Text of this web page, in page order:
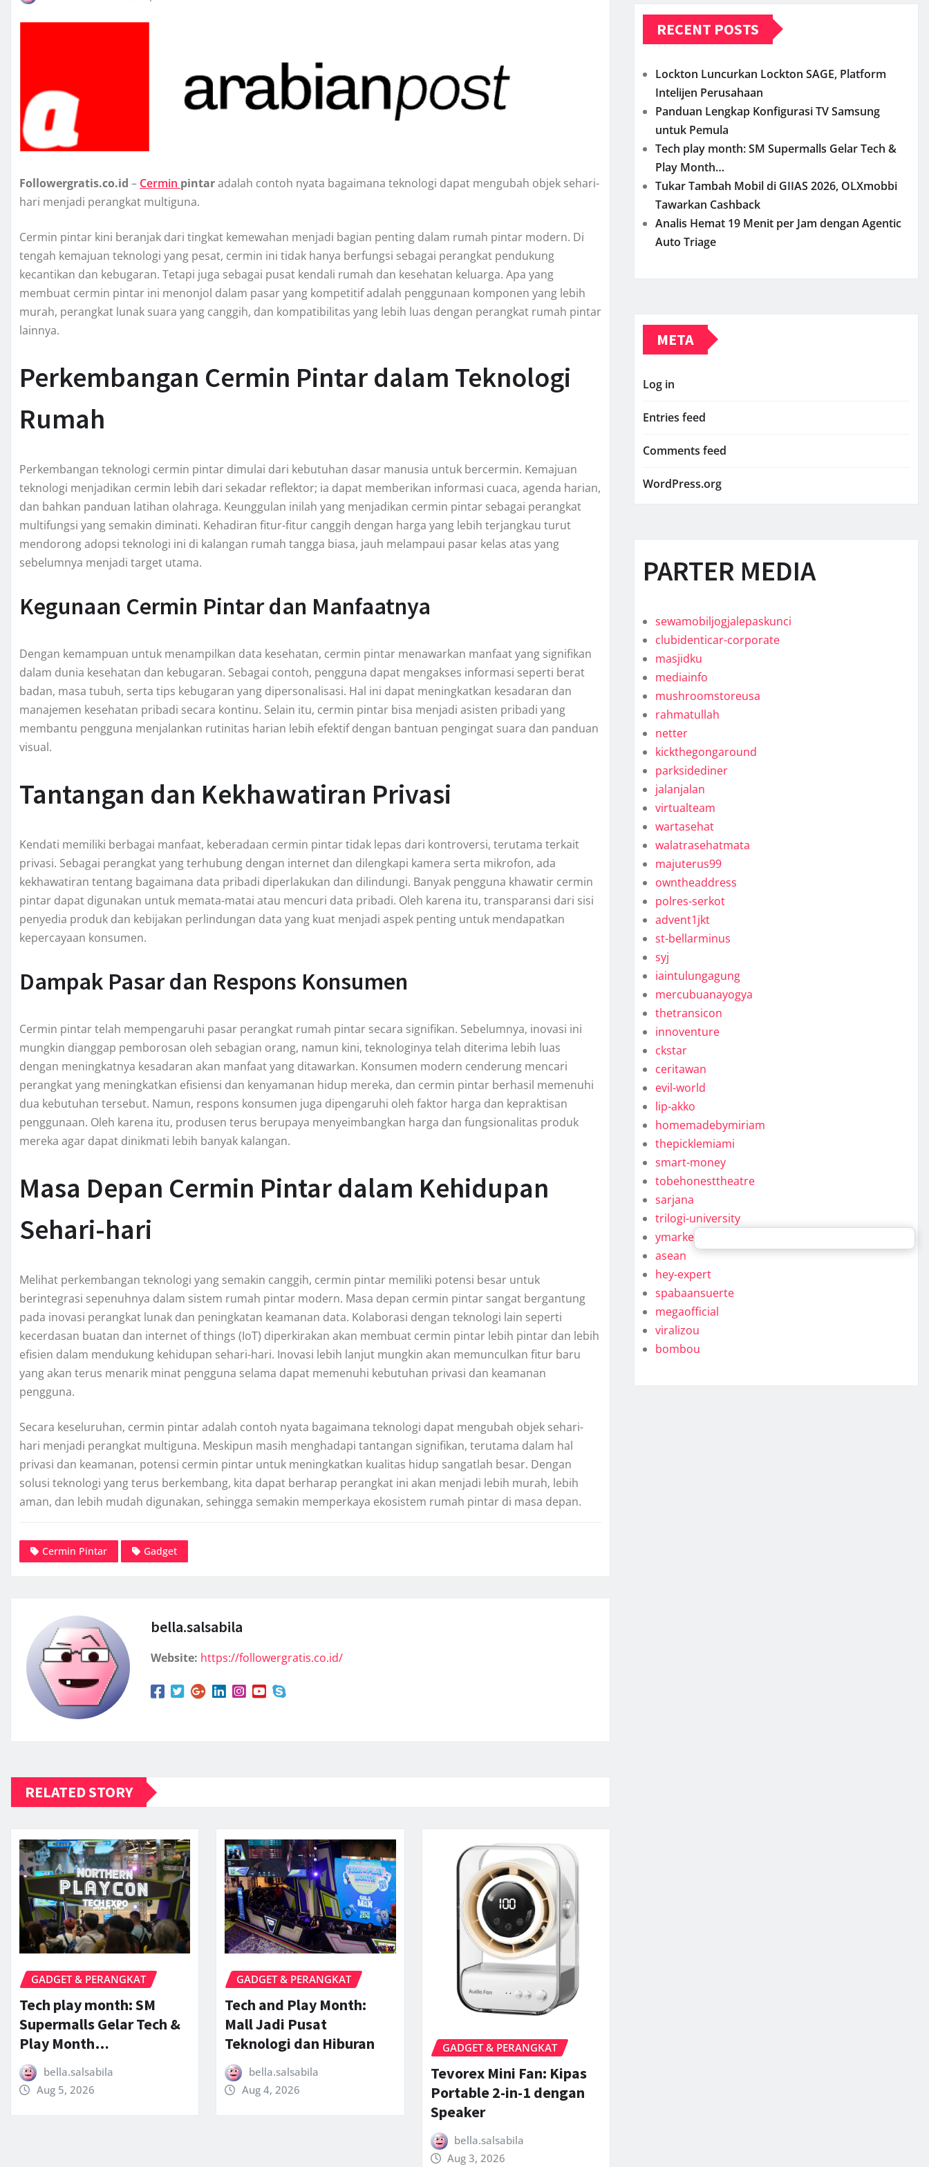
Followergratis.co.id – Cermin pintaradalah contoh nyata bagaimana teknologi dapat mengubah objek sehari-
hari menjadi perangkat multiguna.
Cermin pintar kini beranjak dari tingkat kemewahan menjadi bagian penting dalam rumah pintar modern. Di
tengah kemajuan teknologi yang pesat, cermin ini tidak hanya berfungsi sebagai perangkat pendukung
kecantikan dan kebugaran. Tetapi juga sebagai pusat kendali rumah dan kesehatan keluarga. Apa yang
membuat cermin pintar ini menonjol dalam pasar yang kompetitif adalah penggunaan komponen yang lebih
murah, perangkat lunak suara yang canggih, dan kompatibilitas yang lebih luas dengan perangkat rumah pintar
lainnya.
Perkembangan Cermin Pintar dalam Teknologi
Rumah
Perkembangan teknologi cermin pintar dimulai dari kebutuhan dasar manusia untuk bercermin. Kemajuan
teknologi menjadikan cermin lebih dari sekadar reflektor; ia dapat memberikan informasi cuaca, agenda harian,
dan bahkan panduan latihan olahraga. Keunggulan inilah yang menjadikan cermin pintar sebagai perangkat
multifungsi yang semakin diminati. Kehadiran fitur-fitur canggih dengan harga yang lebih terjangkau turut
mendorong adopsi teknologi ini di kalangan rumah tangga biasa, jauh melampaui pasar kelas atas yang
sebelumnya menjadi target utama.
Kegunaan Cermin Pintar dan Manfaatnya
Dengan kemampuan untuk menampilkan data kesehatan, cermin pintar menawarkan manfaat yang signifikan
dalam dunia kesehatan dan kebugaran. Sebagai contoh, pengguna dapat mengakses informasi seperti berat
badan, masa tubuh, serta tips kebugaran yang dipersonalisasi. Hal ini dapat meningkatkan kesadaran dan
manajemen kesehatan pribadi secara kontinu. Selain itu, cermin pintar bisa menjadi asisten pribadi yang
membantu pengguna menjalankan rutinitas harian lebih efektif dengan bantuan pengingat suara dan panduan
visual.
Tantangan dan Kekhawatiran Privasi
Kendati memiliki berbagai manfaat, keberadaan cermin pintar tidak lepas dari kontroversi, terutama terkait
privasi. Sebagai perangkat yang terhubung dengan internet dan dilengkapi kamera serta mikrofon, ada
kekhawatiran tentang bagaimana data pribadi diperlakukan dan dilindungi. Banyak pengguna khawatir cermin
pintar dapat digunakan untuk memata-matai atau mencuri data pribadi. Oleh karena itu, transparansi dari sisi
penyedia produk dan kebijakan perlindungan data yang kuat menjadi aspek penting untuk mendapatkan
kepercayaan konsumen.
Dampak Pasar dan Respons Konsumen
Cermin pintar telah mempengaruhi pasar perangkat rumah pintar secara signifikan. Sebelumnya, inovasi ini
mungkin dianggap pemborosan oleh sebagian orang, namun kini, teknologinya telah diterima lebih luas
dengan meningkatnya kesadaran akan manfaat yang ditawarkan. Konsumen modern cenderung mencari
perangkat yang meningkatkan efisiensi dan kenyamanan hidup mereka, dan cermin pintar berhasil memenuhi
dua kebutuhan tersebut. Namun, respons konsumen juga dipengaruhi oleh faktor harga dan kepraktisan
penggunaan. Oleh karena itu, produsen terus berupaya menyeimbangkan harga dan fungsionalitas produk
mereka agar dapat dinikmati lebih banyak kalangan.
Masa Depan Cermin Pintar dalam Kehidupan
Sehari-hari
Melihat perkembangan teknologi yang semakin canggih, cermin pintar memiliki potensi besar untuk
berintegrasi sepenuhnya dalam sistem rumah pintar modern. Masa depan cermin pintar sangat bergantung
pada inovasi perangkat lunak dan peningkatan keamanan data. Kolaborasi dengan teknologi lain seperti
kecerdasan buatan dan internet of things (IoT) diperkirakan akan membuat cermin pintar lebih pintar dan lebih
efisien dalam mendukung kehidupan sehari-hari. Inovasi lebih lanjut mungkin akan memunculkan fitur baru
yang akan terus menarik minat pengguna selama dapat memenuhi kebutuhan privasi dan keamanan
pengguna.
Secara keseluruhan, cermin pintar adalah contoh nyata bagaimana teknologi dapat mengubah objek sehari-
hari menjadi perangkat multiguna. Meskipun masih menghadapi tantangan signifikan, terutama dalam hal
privasi dan keamanan, potensi cermin pintar untuk meningkatkan kualitas hidup sangatlah besar. Dengan
solusi teknologi yang terus berkembang, kita dapat berharap perangkat ini akan menjadi lebih murah, lebih
aman, dan lebih mudah digunakan, sehingga semakin memperkaya ekosistem rumah pintar di masa depan.
Cermin Pintar Gadget
bella.salsabila
Website: https://followergratis.co.id/
RELATED STORY
GADGET & PERANGKAT
Tech play month: SM
Supermalls Gelar Tech &
Play Month…
bella.salsabila
Aug 5, 2026
GADGET & PERANGKAT
Tech and Play Month:
Mall Jadi Pusat
Teknologi dan Hiburan
bella.salsabila
Aug 4, 2026
GADGET & PERANGKAT
Tevorex Mini Fan: Kipas
Portable 2-in-1 dengan
Speaker
bella.salsabila
Aug 3, 2026
RECENT POSTS
Lockton Luncurkan Lockton SAGE, Platform
Intelijen Perusahaan
Panduan Lengkap Konfigurasi TV Samsung
untuk Pemula
Tech play month: SM Supermalls Gelar Tech &
Play Month…
Tukar Tambah Mobil di GIIAS 2026, OLXmobbi
Tawarkan Cashback
Analis Hemat 19 Menit per Jam dengan Agentic
Auto Triage
META
Log in
Entries feed
Comments feed
WordPress.org
PARTER MEDIA
sewamobiljogjalepaskunci
clubidenticar-corporate
masjidku
mediainfo
mushroomstoreusa
rahmatullah
netter
kickthegongaround
parksidediner
jalanjalan
virtualteam
wartasehat
walatrasehatmata
majuterus99
owntheaddress
polres-serkot
advent1jkt
st-bellarminus
syj
iaintulungagung
mercubuanayogya
thetransicon
innoventure
ckstar
ceritawan
evil-world
lip-akko
homemadebymiriam
thepicklemiami
smart-money
tobehonesttheatre
sarjana
trilogi-university
ymarkel
asean
hey-expert
spabaansuerte
megaofficial
viralizou
bombou